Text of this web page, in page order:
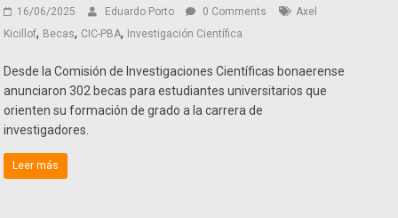
16/06/2025 Eduardo Porto 0 Comments
Axel
Kicillof, Becas, CIC-PBA, Investigación Científica
Desde la Comisión de Investigaciones Científicas bonaerense
anunciaron 302 becas para estudiantes universitarios que
orienten su formación de grado a la carrera de
investigadores.
Leer más